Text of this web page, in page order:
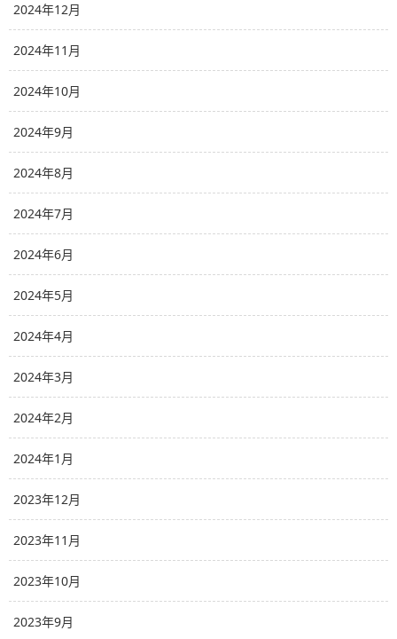
2024年12月
2024年11月
2024年10月
2024年9月
2024年8月
2024年7月
2024年6月
2024年5月
2024年4月
2024年3月
2024年2月
2024年1月
2023年12月
2023年11月
2023年10月
2023年9月